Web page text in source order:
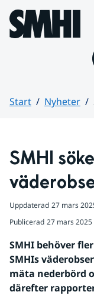
Hoppa till sidans
Start Nyheter
SMHI
Uppdaterad 27 mars
Publicerad 27 mars 2025
SMHI behöver
SMHIs
mäta nederbörd
därefter